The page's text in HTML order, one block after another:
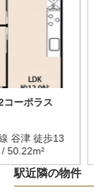
コーポラス
谷津 徒歩13
50.22m²
駅近隣の物件